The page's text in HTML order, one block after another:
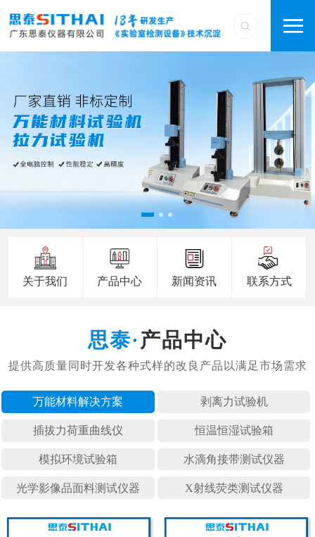
关于我们 产品中心 新闻资讯 联系方式
产品中心
万能材料 剥离力试
插拔力荷 恒温恒湿
模拟环境 水滴角接
光学影像 X射线荧